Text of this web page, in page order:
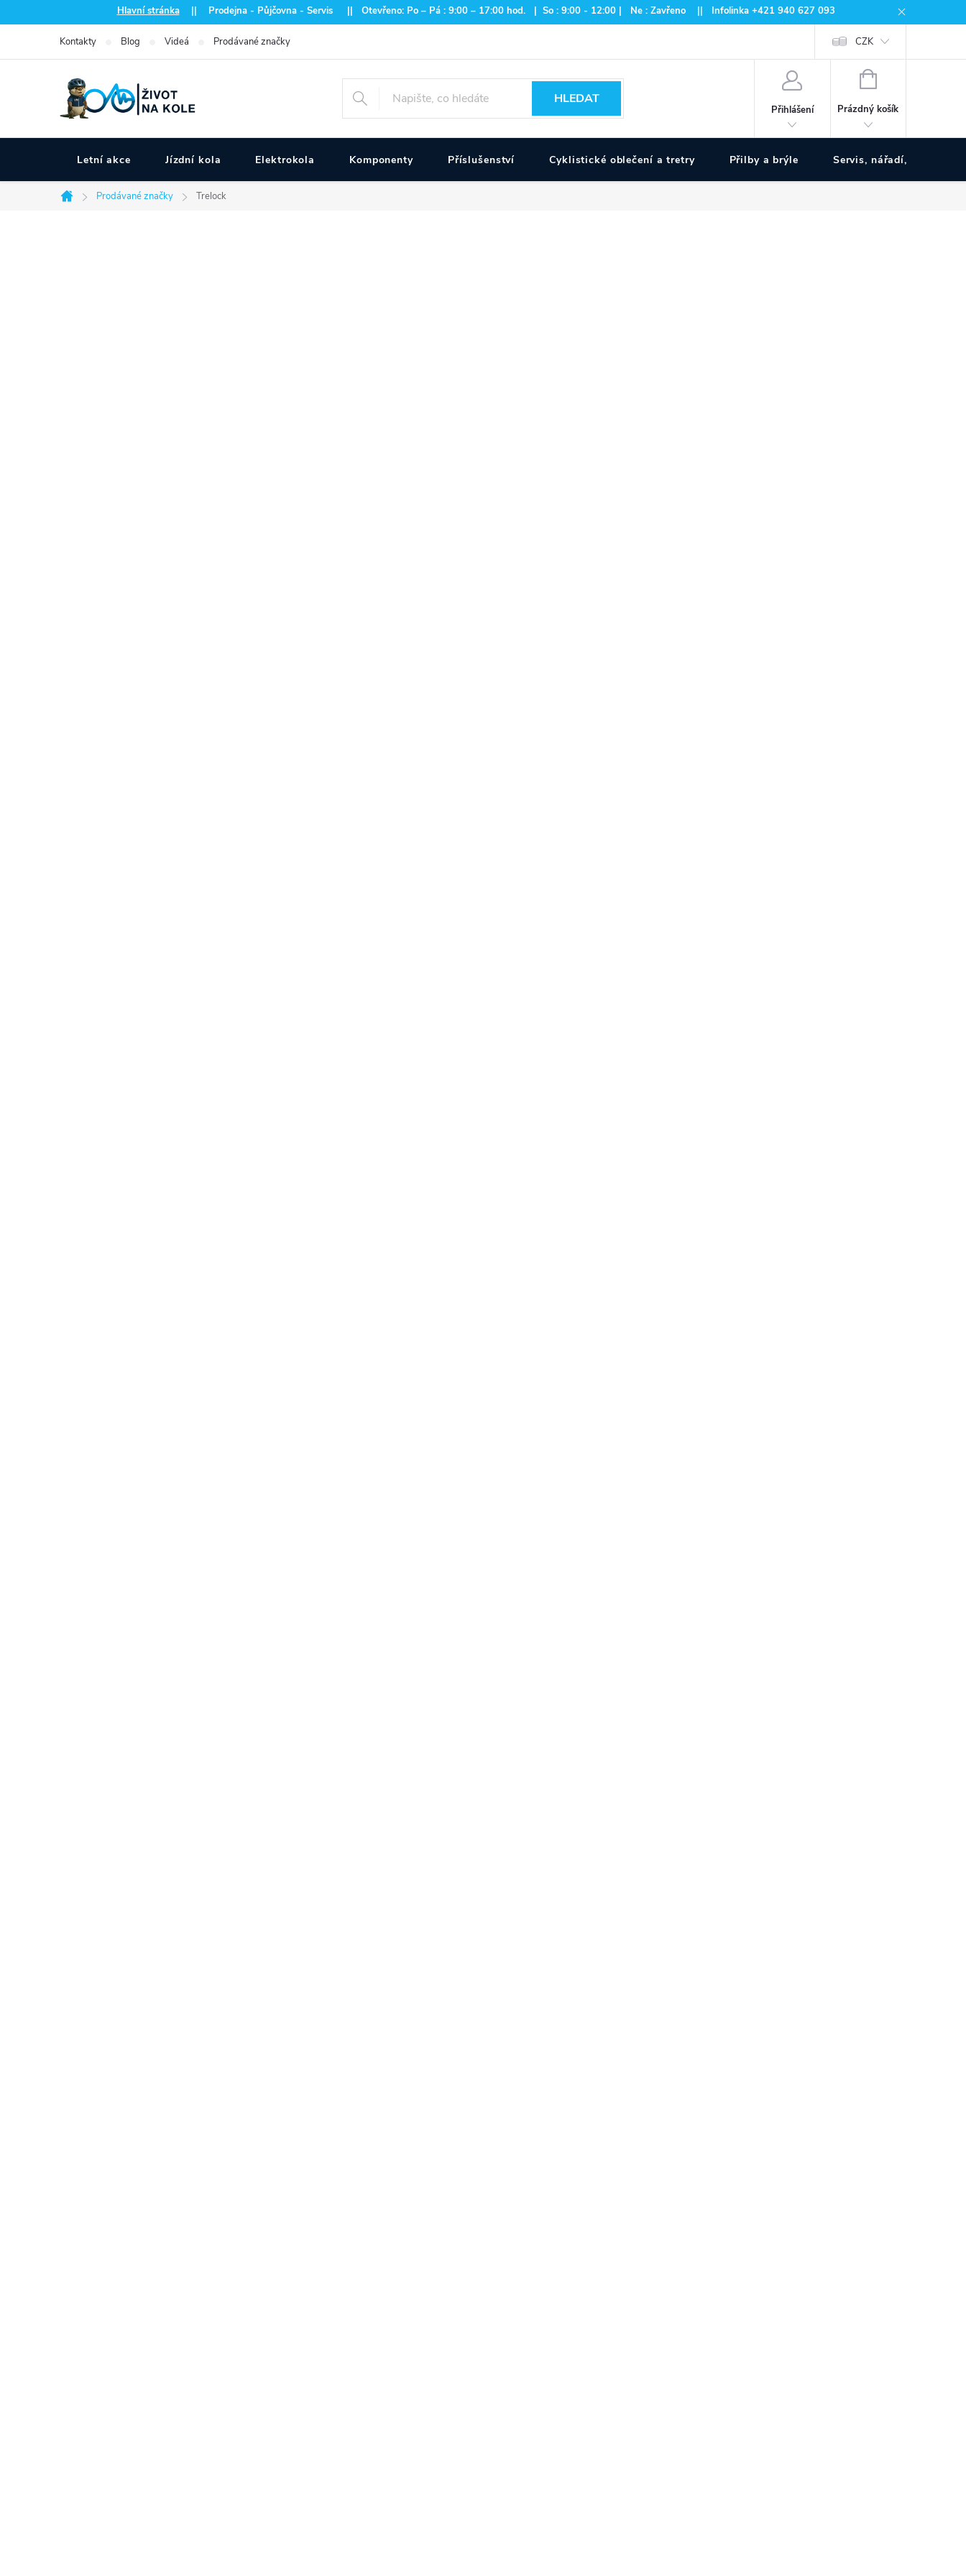
na
Hlavní stránka|| Prodejna - Půjčovna - Servis || Otevřeno: Po – Pá : 9:00 – 17:00 hod. | So : 9:00 - 12:00 | Ne : Zavřeno || Infolinka +421 940 627 093
Kontakty Blog Videá Prodávané značky CZK
HLEDAT
Přihlášení
NÁKUPNÍ
Prázdný košík
Letní akce Jízdní kola Elektrokola Komponenty Příslušenství Cyklistické oblečení a tretry Přilby a brýle Servis, nářadí, pumpy
Domů
Prodávané značky Trelock